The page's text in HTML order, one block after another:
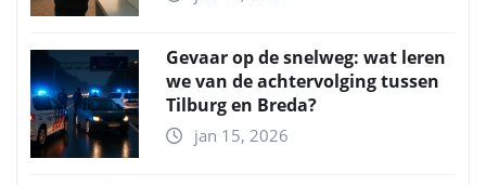
Gevaar op de snelweg: wat leren
we van de achtervolging tussen
Tilburg en Breda?
jan 15, 2026